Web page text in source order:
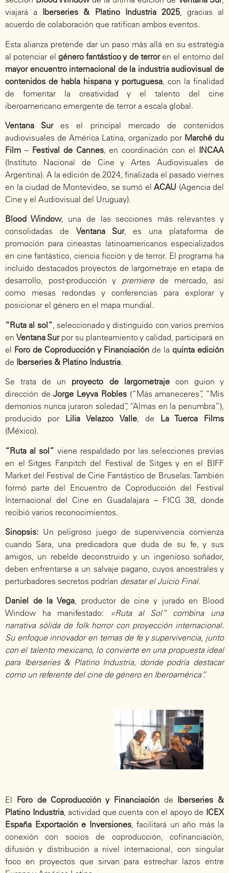
viajará a Iberseries & Platino Industria 2025, gracias al
acuerdo de colaboración que ratifican ambos eventos.
Esta alianza pretende dar un paso más allá en su estrategia
al potenciar el género fantástico y de terroren el entorno del
mayor encuentro internacional de la industria audiovisual de
contenidos de habla hispana y portuguesa, con la finalidad
de fomentar la creatividad y el talento del cine
iberoamericano emergente de terror a escala global.
Ventana Sures el principal mercado de contenidos
audiovisuales de América Latina, organizado por Marché du
Film – Festival de Cannes, en coordinación con el INCAA
(Instituto Nacional de Cine y Artes Audiovisuales de
Argentina). A la edición de 2024, finalizada el pasado viernes
en la ciudad de Montevideo, se sumó el ACAU (Agencia del
Cine y el Audiovisual del Uruguay).
Blood Window, una de las secciones más relevantes y
consolidadas de Ventana Sur, es una plataforma de
promoción para cineastas latinoamericanos especializados
en cine fantástico, ciencia ficción y de terror. El programa ha
incluido destacados proyectos de largometraje en etapa de
desarrollo, post-producción y premierede mercado, así
como mesas redondas y conferencias para explorar y
posicionar el género en el mapa mundial.
“Ruta al sol” , seleccionado y distinguido con varios premios
en Ventana Surpor su planteamiento y calidad, participará en
el Foro de Coproducción y Financiación de la quinta edición
de Iberseries & Platino Industria.
Se trata de un proyecto de largometrajecon guion y
dirección deJorge Leyva Robles(“Más amaneceres”, “Mis
demonios nunca juraron soledad”, “Almas en la penumbra”),
producido por Lilia Velazco Valle, de La Tuerca Films
(México).
“Ruta al sol” viene respaldado por las selecciones previas
en el Sitges Fanpitch del Festival de Sitges y en el BIFF
Market del Festival de Cine Fantástico de Bruselas. También
formó parte del Encuentro de Coproducción del Festival
Internacional del Cine en Guadalajara – FICG 38, donde
recibió varios reconocimientos.
Sinopsis: Un peligroso juego de supervivencia comienza
cuando Sara, una predicadora que duda de su fe, y sus
amigos, un rebelde deconstruido y un ingenioso soñador,
deben enfrentarse a un salvaje pagano, cuyos ancestrales y
perturbadores secretos podrían desatar el Juicio Final.
Daniel de la Vega, productor de cine y jurado en Blood
Window ha manifestado: «Ruta al Sol” combina una
narrativa sólida de folk horror con proyección internacional.
Su enfoque innovador en temas de fe y supervivencia, junto
con el talento mexicano, lo convierte en una propuesta ideal
para Iberseries & Platino Industria, donde podría destacar
como un referente del cine de género en Iberoamérica”.
El Foro de Coproducción y Financiaciónde Iberseries &
Platino Industria, actividad que cuenta con el apoyo de ICEX
España Exportación e Inversiones, facilitará un año más la
conexión con socios de coproducción, cofinanciación,
difusión y distribución a nivel internacional, con singular
foco en proyectos que sirvan para estrechar lazos entre